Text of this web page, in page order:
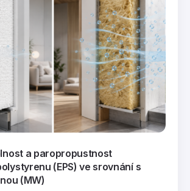
a paropropustnost
(EPS) ve srovnání s
(MW)